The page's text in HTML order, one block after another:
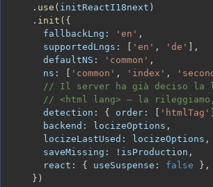
. use ( initReactI18next )
. init ( {
      fallbackLng
: 'en' ,
      supportedLngs
: 'en' , 'de'
,
      defaultNS
: 'common' ,
      ns
: 'common' , 'index' ,
// Il server ha già deciso la
// <html lang> — la
      detection
: { order : 'htmlTag'
      backend
: locizeOptions ,
      locizeLastUsed
: locizeOptions ,
      saveMissing
: ! isProduction ,
      react
: { useSuspense : false } ,
} )